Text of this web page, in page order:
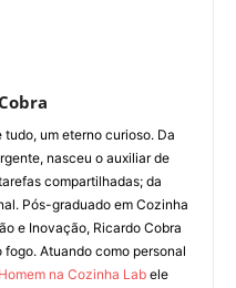
um eterno curioso. Da
nasceu o auxiliar de
compartilhadas; da
Pós-graduado em Cozinha
e Inovação, Ricardo Cobra
Atuando como personal
Homem na Cozinha Labele